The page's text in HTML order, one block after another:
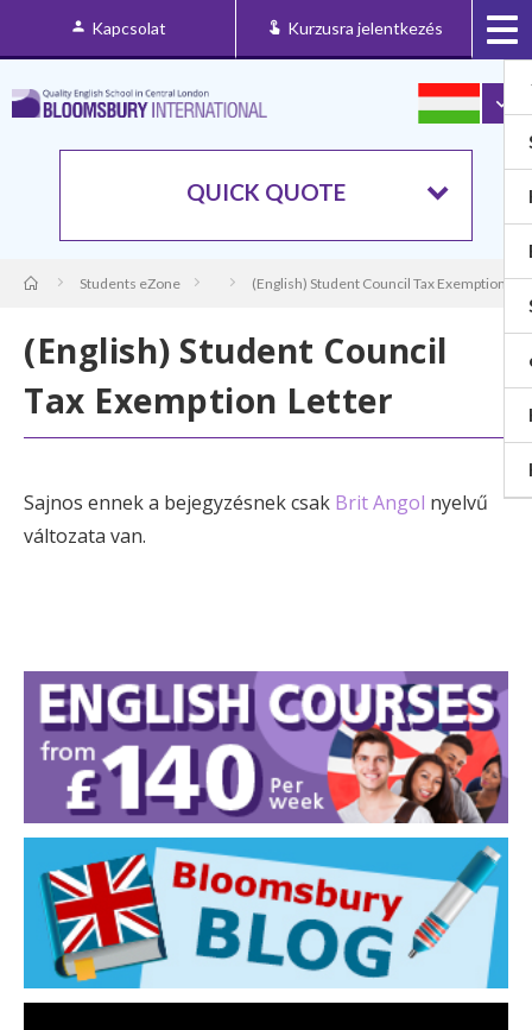
Kapcsolat Kurzusra jelentkezés
QUICK QUOTE
Students eZone (English) Student Council Tax Exemption
(English) Student Council
Tax Exemption Letter
Sajnos ennek a bejegyzésnek csak Brit Angol nyelvű
változata van.